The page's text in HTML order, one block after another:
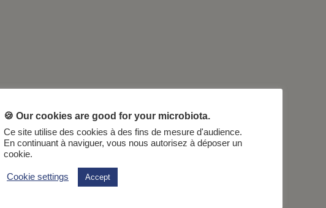
🍪 Our cookies are good for your microbiota.
Ce site utilise des cookies à des fins de mesure d'audience.
En continuant à naviguer, vous nous autorisez à déposer un
cookie.
Cookie settings Accept